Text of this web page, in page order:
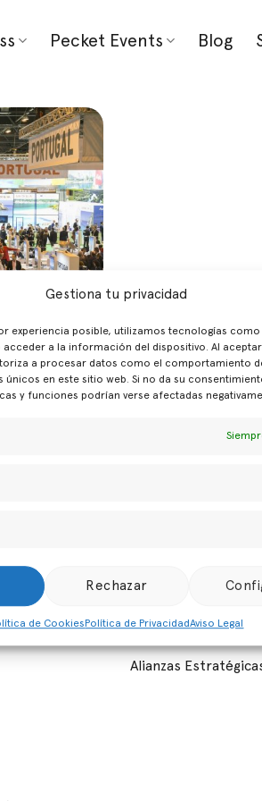
Gestiona tu privacidad
experiencia posible, utilizamos tecnologías
a la información del dispositivo. Al
a procesar datos como el comportamiento
únicos en este sitio web. Si no da su
y funciones podrían verse afectadas
Rechazar
de CookiesPolítica de PrivacidadAviso Legal
Pecket Events Blog
de
[...]
Sobre Nosotros
Contacto
Alianzas